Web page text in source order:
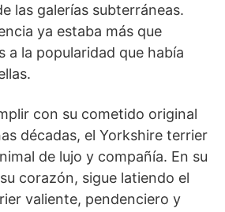
las galerías subterráneas.
ya estaba más que
a la popularidad que había
con su cometido original
décadas, el Yorkshire terrier
de lujo y compañía. En su
corazón, sigue latiendo el
valiente, pendenciero y